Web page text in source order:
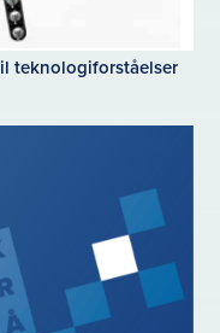
teknologiforståelser